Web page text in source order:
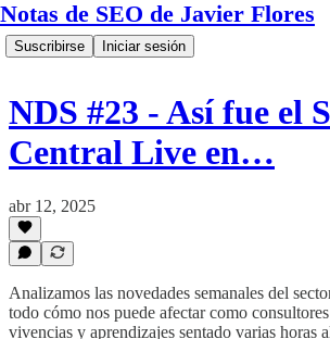
Notas de SEO de Javier Flores
Suscribirse Iniciar sesión
NDS #23 - Así fue el
Central Live en…
abr 12, 2025
Analizamos las novedades semanales del
todo cómo nos puede afectar como
vivencias y aprendizajes sentado varias horas